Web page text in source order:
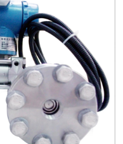
液氮液位计
液位计传感器定制
物位计
测漏仪
锅炉水位计